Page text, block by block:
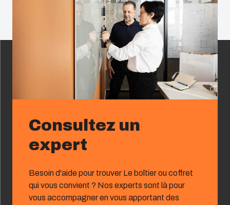
Consultez un
expert
Besoin d'aide pour trouver Le boîtier ou coffret
qui vous convient ? Nos experts sont là pour
vous accompagner en vous apportant des